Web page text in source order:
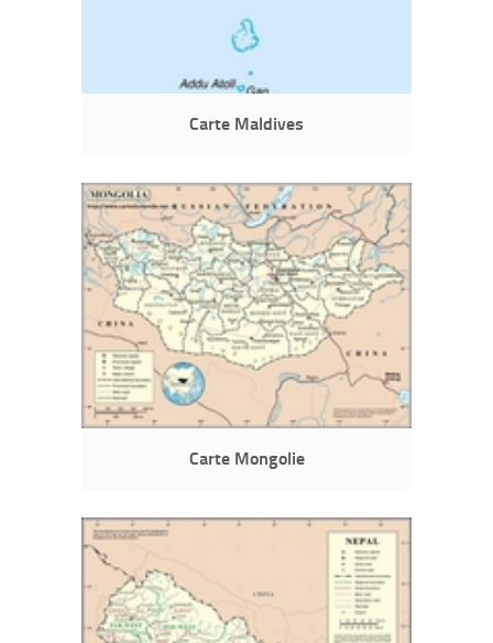
Carte Maldives
Carte Mongolie